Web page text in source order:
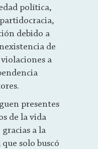
política,
debido a
de
a
presentes
de la vida
a la
solo buscó